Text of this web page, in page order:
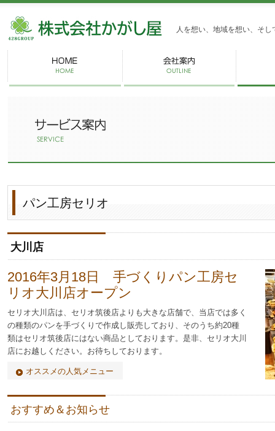
人を想い、地域を想い、そし
パン工房セリオ
大川店
2016年3月18日 手づくりパン工房セ
リオ大川店オープン
セリオ大川店は、セリオ筑後店よりも大きな店舗で、当店では多く
の種類のパンを手づくりで作成し販売しており、そのうち約20種
類はセリオ筑後店にはない商品としております。是非、セリオ大川
店にお越しください。お待ちしております。
オススメの人気メニュー
おすすめ＆お知らせ